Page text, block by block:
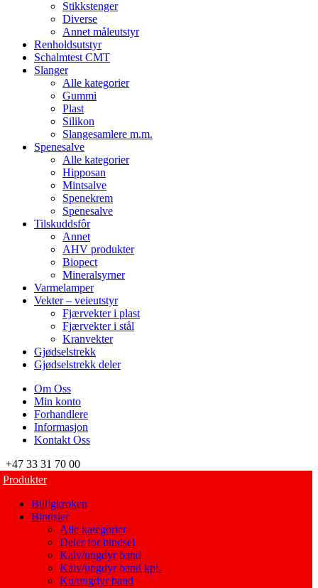
Stikkstenger
Diverse
Annet måleutstyr
Renholdsutstyr
Schalmtest CMT
Slanger
Alle kategorier
Gummi
Plast
Silikon
Slangesamlere m.m.
Spenesalve
Alle kategorier
Hipposan
Mintsalve
Spenekrem
Spenesalve
Tilskuddsfôr
Annet
AHV produkter
Biopect
Mineralsyrner
Varmelamper
Vekter – veieutstyr
Fjærvekter i plast
Fjærvekter i stål
Kranvekter
Gjødselstrekk
Gjødselstrekk deler
Om Oss
Min konto
Forhandlere
Informasjon
Kontakt Oss
+47 33 31 70 00
Produkter
Billigkroken
Bindsler
Alle kategorier
Deler for bindsel
Kalv/ungdyr band
Kalv/ungdyr band kpl.
Ku/ungdyr band